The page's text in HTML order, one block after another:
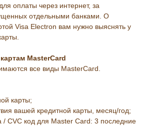
оплаты через интернет, за
отдельными банками. О
Visa Electron вам нужно выяснять у
MasterCard
все виды MasterCard.
карты;
вашей кредитной карты, месяц/год;
/ CVC код для Master Card: 3 последние